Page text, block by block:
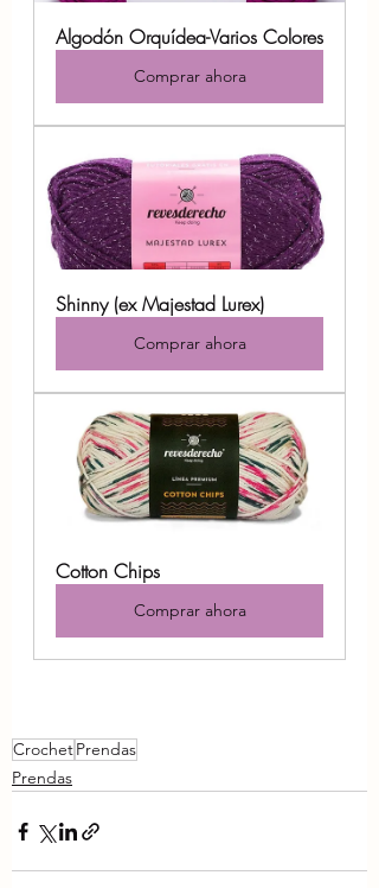
Algodón Orquídea-Varios Colores
Comprar ahora
Shinny (ex Majestad Lurex)
Comprar ahora
Cotton Chips
Comprar ahora
CrochetPrendas
Prendas